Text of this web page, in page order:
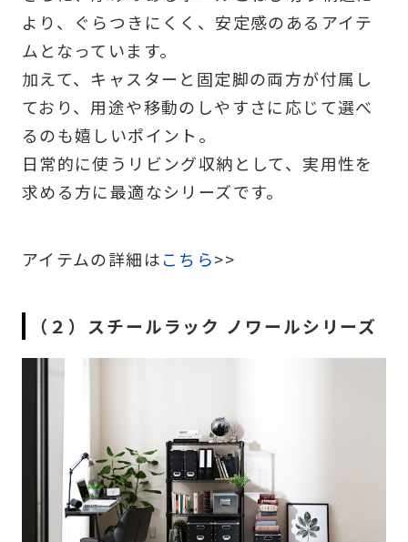
より、ぐらつきにくく、安定感のあるアイテ
ムとなっています。
加えて、キャスターと固定脚の両方が付属し
ており、用途や移動のしやすさに応じて選べ
るのも嬉しいポイント。
日常的に使うリビング収納として、実用性を
求める方に最適なシリーズです。
アイテムの詳細はこちら>>
（２）スチールラック ノワールシリーズ